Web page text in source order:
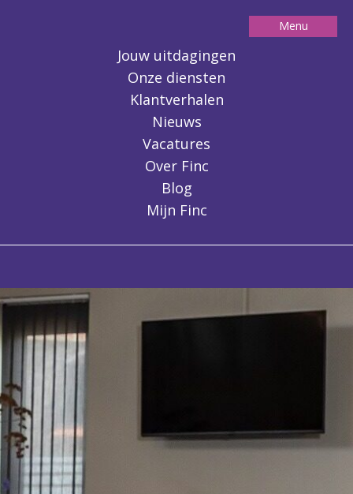
Menu
Jouw uitdagingen
Onze diensten
Klantverhalen
Nieuws
Vacatures
Over Finc
Blog
Mijn Finc
Waardebepaling bedrijf
Bedrijfsfinanciering bij aankoop of overname
Due diligence onderzoek
Klantverhalen